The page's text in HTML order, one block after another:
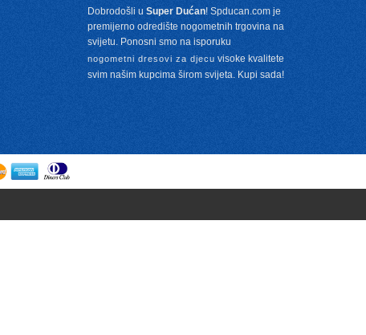
Dobrodošli u Super Dućan! Spducan.com je
premijerno odredište nogometnih trgovina na
svijetu. Ponosni smo na isporuku
nogometni dresovi za djecu visoke kvalitete
svim našim kupcima širom svijeta. Kupi sada!